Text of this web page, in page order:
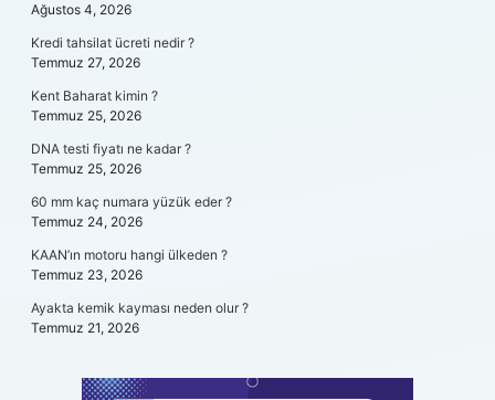
Ağustos 4, 2026
Kredi tahsilat ücreti nedir ?
Temmuz 27, 2026
Kent Baharat kimin ?
Temmuz 25, 2026
DNA testi fiyatı ne kadar ?
Temmuz 25, 2026
60 mm kaç numara yüzük eder ?
Temmuz 24, 2026
KAAN’ın motoru hangi ülkeden ?
Temmuz 23, 2026
Ayakta kemik kayması neden olur ?
Temmuz 21, 2026